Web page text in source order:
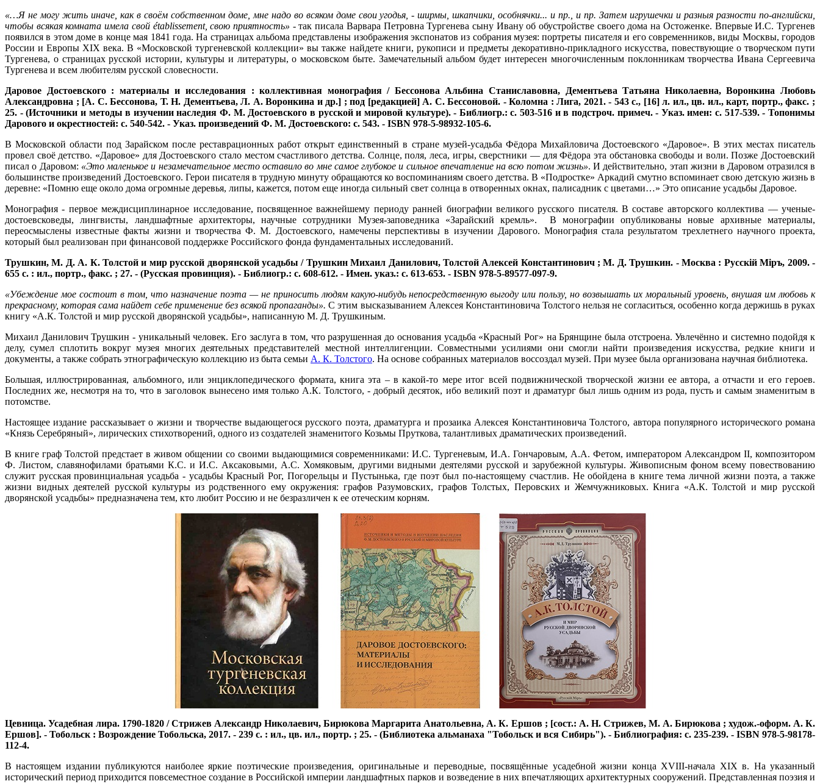
«…Я не могу жить иначе, как в своём собственном доме, мне надо во всяком доме свои угодья, - ширмы, шкапчики, особнячки... и пр., и пр. Затем игрушечки и разныя разности по-английски,
чтобы всякая комната имела свой établissement, свою приятность» - так писала Варвара Петровна Тургенева сыну Ивану об обустройстве своего дома на Остоженке. Впервые И.С. Тургенев
появился в этом доме в конце мая 1841 года. На страницах альбома представлены изображения экспонатов из собрания музея: портреты писателя и его современников, виды Москвы, городов
России и Европы XIX века. В «Московской тургеневской коллекции» вы также найдете книги, рукописи и предметы декоративно-прикладного искусства, повествующие о творческом пути
Тургенева, о страницах русской истории, культуры и литературы, о московском быте. Замечательный альбом будет интересен многочисленным поклонникам творчества Ивана Сергеевича
Тургенева и всем любителям русской словесности.
Даровое Достоевского : материалы и исследования : коллективная монография / Бессонова Альбина Станиславовна, Дементьева Татьяна Николаевна, Воронкина Любовь
Александровна ; [А. С. Бессонова, Т. Н. Дементьева, Л. А. Воронкина и др.] ; под [редакцией] А. С. Бессоновой. - Коломна : Лига, 2021. - 543 с., [16] л. ил., цв. ил., карт, портр., факс. ;
25. - (Источники и методы в изучении наследия Ф. М. Достоевского в русской и мировой культуре). - Библиогр.: с. 503-516 и в подстроч. примеч. - Указ. имен: с. 517-539. - Топонимы
Дарового и окрестностей: с. 540-542. - Указ. произведений Ф. М. Достоевского: с. 543. - ISBN 978-5-98932-105-6.
В Московской области под Зарайском после реставрационных работ открыт единственный в стране музей-усадьба Фёдора Михайловича Достоевского «Даровое». В этих местах писатель
провел своё детство. «Даровое» для Достоевского стало местом счастливого детства. Солнце, поля, леса, игры, сверстники — для Фёдора эта обстановка свободы и воли. Позже Достоевский
писал о Даровом: «Это маленькое и незамечательное место оставило во мне самое глубокое и сильное впечатление на всю потом жизнь». И действительно, этап жизни в Даровом отразился в
большинстве произведений Достоевского. Герои писателя в трудную минуту обращаются ко воспоминаниям своего детства. В «Подростке» Аркадий смутно вспоминает свою детскую жизнь в
деревне: «Помню еще около дома огромные деревья, липы, кажется, потом еще иногда сильный свет солнца в отворенных окнах, палисадник с цветами…» Это описание усадьбы Даровое.
Монография - первое междисциплинарное исследование, посвященное важнейшему периоду ранней биографии великого русского писателя. В составе авторского коллектива — ученые-
достоевсковеды, лингвисты, ландшафтные архитекторы, научные сотрудники Музея-заповедника «Зарайский кремль». В монографии опубликованы новые архивные материалы,
переосмыслены известные факты жизни и творчества Ф. М. Достоевского, намечены перспективы в изучении Дарового. Монография стала результатом трехлетнего научного проекта,
который был реализован при финансовой поддержке Российского фонда фундаментальных исследований.
Трушкин, М. Д. А. К. Толстой и мир русской дворянской усадьбы / Трушкин Михаил Данилович, Толстой Алексей Константинович ; М. Д. Трушкин. - Москва : Русскiй Мiръ, 2009. -
655 с. : ил., портр., факс. ; 27. - (Русская провинция). - Библиогр.: с. 608-612. - Имен. указ.: с. 613-653. - ISBN 978-5-89577-097-9.
«Убеждение мое состоит в том, что назначение поэта — не приносить людям какую-нибудь непосредственную выгоду или пользу, но возвышать их моральный уровень, внушая им любовь к
прекрасному, которая сама найдет себе применение без всякой пропаганды». С этим высказыванием Алексея Константиновича Толстого нельзя не согласиться, особенно когда держишь в руках
книгу «А.К. Толстой и мир русской дворянской усадьбы», написанную М. Д. Трушкиным.
Михаил Данилович Трушкин - уникальный человек. Его заслуга в том, что разрушенная до основания усадьба «Красный Рог» на Брянщине была отстроена. Увлечённо и системно подойдя к
делу, сумел сплотить вокруг музея многих деятельных представителей местной интеллигенции. Совместными усилиями они смогли найти произведения искусства, редкие книги и
документы, а также собрать этнографическую коллекцию из быта семьи А. К. Толстого. На основе собранных материалов воссоздал музей. При музее была организована научная библиотека.
Большая, иллюстрированная, альбомного, или энциклопедического формата, книга эта – в какой-то мере итог всей подвижнической творческой жизни ее автора, а отчасти и его героев.
Последних же, несмотря на то, что в заголовок вынесено имя только А.К. Толстого, - добрый десяток, ибо великий поэт и драматург был лишь одним из рода, пусть и самым знаменитым в
потомстве.
Настоящее издание рассказывает о жизни и творчестве выдающегося русского поэта, драматурга и прозаика Алексея Константиновича Толстого, автора популярного исторического романа
«Князь Серебряный», лирических стихотворений, одного из создателей знаменитого Козьмы Пруткова, талантливых драматических произведений.
В книге граф Толстой предстает в живом общении со своими выдающимися современниками: И.С. Тургеневым, И.А. Гончаровым, А.А. Фетом, императором Александром II, композитором
Ф. Листом, славянофилами братьями К.С. и И.С. Аксаковыми, А.С. Хомяковым, другими видными деятелями русской и зарубежной культуры. Живописным фоном всему повествованию
служит русская провинциальная усадьба - усадьбы Красный Рог, Погорельцы и Пустынька, где поэт был по-настоящему счастлив. Не обойдена в книге тема личной жизни поэта, а также
жизни видных деятелей русской культуры из родственного ему окружения: графов Разумовских, графов Толстых, Перовских и Жемчужниковых. Книга «А.К. Толстой и мир русской
дворянской усадьбы» предназначена тем, кто любит Россию и не безразличен к ее отеческим корням.
Цевница. Усадебная лира. 1790-1820 / Стрижев Александр Николаевич, Бирюкова Маргарита Анатольевна, А. К. Ершов ; [сост.: А. Н. Стрижев, М. А. Бирюкова ; худож.-оформ. А. К.
Ершов]. - Тобольск : Возрождение Тобольска, 2017. - 239 с. : ил., цв. ил., портр. ; 25. - (Библиотека альманаха "Тобольск и вся Сибирь"). - Библиография: с. 235-239. - ISBN 978-5-98178-
112-4.
В настоящем издании публикуются наиболее яркие поэтические произведения, оригинальные и переводные, посвящённые усадебной жизни конца ХVIII-начала ХIХ в. На указанный
исторический период приходится повсеместное создание в Российской империи ландшафтных парков и возведение в них впечатляющих архитектурных сооружений. Представленная поэзия и